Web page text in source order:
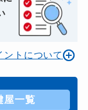
ントについて
屋一覧